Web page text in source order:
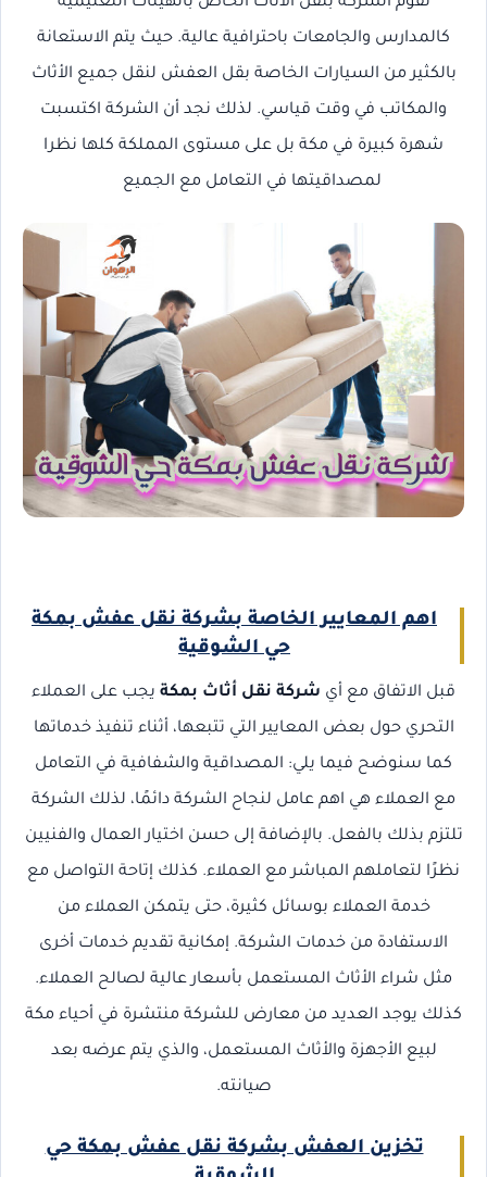
كالمدارس والجامعات باحترافية عالية. حيث يتم الاستعانة
بالكثير من السيارات الخاصة بقل العفش لنقل جميع الأثاث
والمكاتب في وقت قياسي. لذلك نجد أن الشركة اكتسبت
شهرة كبيرة في مكة بل على مستوى المملكة كلها نظرا
لمصداقيتها في التعامل مع الجميع
اهم المعايير الخاصة بشركة نقل عفش بمكة
حي الشوقية
قبل الاتفاق مع أي شركة نقل أثاث بمكة يجب على العملاء
التحري حول بعض المعايير التي تتبعها، أثناء تنفيذ خدماتها
كما سنوضح فيما يلي: المصداقية والشفافية في التعامل
مع العملاء هي اهم عامل لنجاح الشركة دائمًا، لذلك الشركة
تلتزم بذلك بالفعل. بالإضافة إلى حسن اختيار العمال والفنيين
نظرًا لتعاملهم المباشر مع العملاء. كذلك إتاحة التواصل مع
خدمة العملاء بوسائل كثيرة، حتى يتمكن العملاء من
الاستفادة من خدمات الشركة. إمكانية تقديم خدمات أخرى
مثل شراء الأثاث المستعمل بأسعار عالية لصالح العملاء.
كذلك يوجد العديد من معارض للشركة منتشرة في أحياء مكة
لبيع الأجهزة والأثاث المستعمل، والذي يتم عرضه بعد
صيانته.
تخزين العفش بشركة نقل عفش بمكة حي